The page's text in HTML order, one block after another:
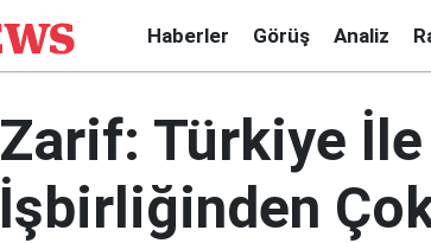
Haberler Görüş Analiz
Zarif: Türkiye İle
İşbirliğinden